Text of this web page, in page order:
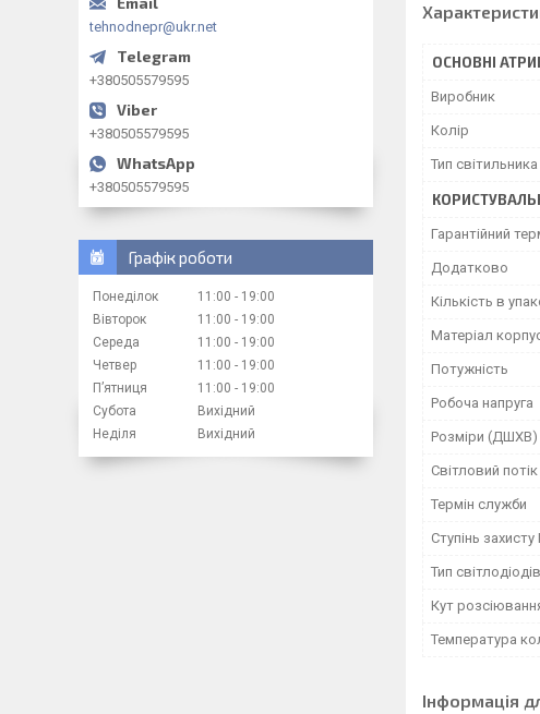
ОСНОВНІ
Виробник
Колір
Тип світильника
Гарантійний
Додатково
Кількість в
Матеріал
Потужність
Робоча напруга
Розміри (ДШХВ)
Світловий
Термін служби
Ступінь захисту
Тип світлодіодів
Кут
Температура
Інформація
tehnodnepr@ukr.net
+380505579595
+380505579595
+380505579595
Графік роботи
Понеділок 11:00
19:00
Вівторок
11:00
19:00
Середа
11:00
19:00
Четвер
11:00
19:00
Пʼятниця
11:00
19:00
Субота
Вихідний
Неділя
Вихідний